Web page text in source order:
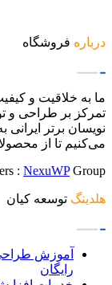
درباره فروشگاه
ما به خلاقیت و
تمرکز بر طراحی و
نویسان برتر
می‌کنیم تا از
: NexuWPGroup
هلدینگ توسعه کیان
آموزش
رایگان